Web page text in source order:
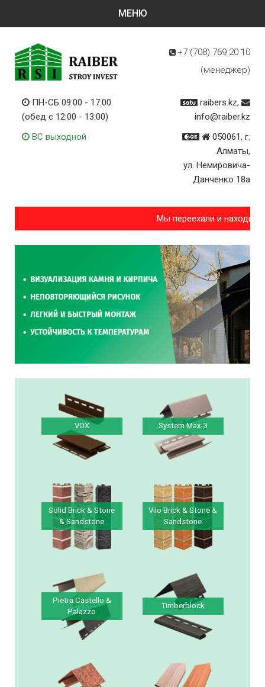
+7 (708) 769 20 10
(менеджер)
ПН-СБ 09:00 - 17:00
(обед с 12:00 - 13:00)
ВС выходной
raibers.kz,
info@raiber.kz
050061, г.
Алматы,
ул. Немировича-
Данченко 18а
Мы переехали и
VOX System Max-3
Solid Brick & Stone
& Sandstone
Vilo Brick & Stone &
Sandstone
Pietra Castello &
Palazzo
Timberblock